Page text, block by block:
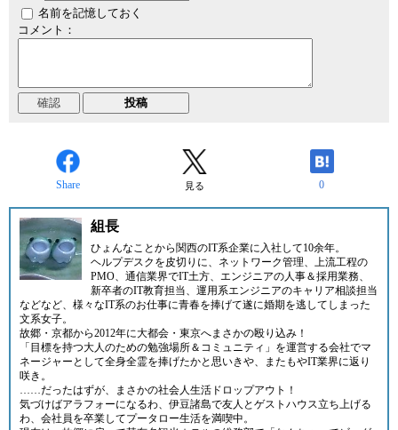
名前を記憶しておく
コメント：
Share 見る 0
組長
ひょんなことから関西のIT系企業に入社して10余年。
ヘルプデスクを皮切りに、ネットワーク管理、上流工程の
PMO、通信業界でIT土方、エンジニアの人事＆採用業務、
新卒者のIT教育担当、運用系エンジニアのキャリア相談担当
などなど、様々なIT系のお仕事に青春を捧げて遂に婚期を逃してしまった
文系女子。
故郷・京都から2012年に大都会・東京へまさかの殴り込み！
「目標を持つ大人のための勉強場所＆コミュニティ」 を運営する会社でマ
ネージャーとして全身全霊を捧げたかと思いきや、またもやIT業界に返り
咲き。
……だったはずが、まさかの社会人生活ドロップアウト！
気づけばアラフォーになるわ、伊豆諸島で友人とゲストハウス立ち上げる
わ、会社員を卒業してプータロー生活を満喫中。